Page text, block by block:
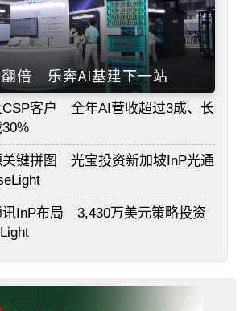
倍 乐奔AI基建下一站
CSP客户 全年AI营收超过3成、长
关键拼图 光宝投资新加坡InP光通
讯InP布局 3,430万美元策略投资